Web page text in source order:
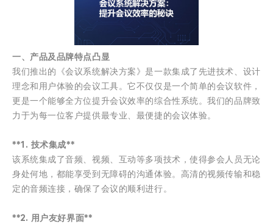
一、产品及品牌特点凸显
我们推出的《会议系统解决方案》是一款集成了先进技术、设计
理念和用户体验的会议工具。它不仅仅是一个简单的会议软件，
更是一个能够全方位提升会议效率的综合性系统。我们的品牌致
力于为每一位客户提供最专业、最便捷的会议体验。
**1. 技术集成**
该系统集成了音频、视频、互动等多项技术，使得参会人员无论
身处何地，都能享受到无障碍的沟通体验。高清的视频传输和稳
定的音频连接，确保了会议的顺利进行。
**2. 用户友好界面**